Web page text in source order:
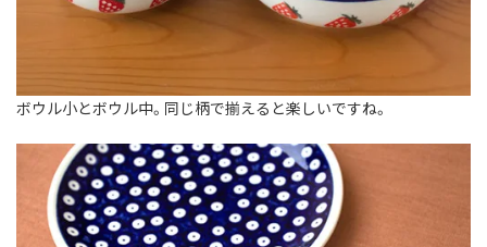
ボウル小とボウル中。同じ柄で揃えると楽しいですね。